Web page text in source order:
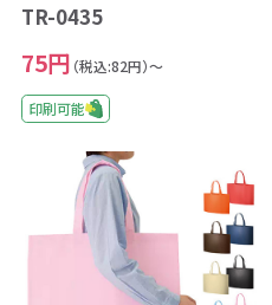
TR-0435
75円 （税込:82円）～
印刷可能